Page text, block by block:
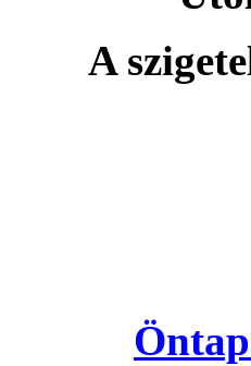
A